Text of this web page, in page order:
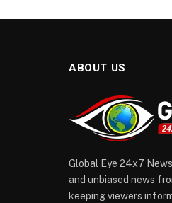
ABOUT US
Global Eye 24x7
and unbiased news
keeping viewers